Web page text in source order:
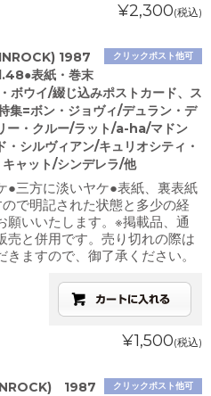
¥2,300(税込)
クリックポスト他可
1987
表紙・巻末
ボウイ/綴じ込みポストカード、ス
集=ボン・ジョヴィ/デュラン・デ
ー・クルー/ラット/a-ha/マドン
・シルヴィアン/キュリオシティ・
ャット/シンデレラ/他
●三方に淡いヤケ●表紙、裏表紙
で明記された状態と多少の経
願いいたします。※掲載品、通
売と併用です。売り切れの際は
ますので、御了承ください。
¥1,500(税込)
クリックポスト他可
1987